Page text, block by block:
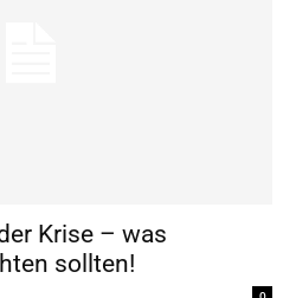
Krise – was
sollten!